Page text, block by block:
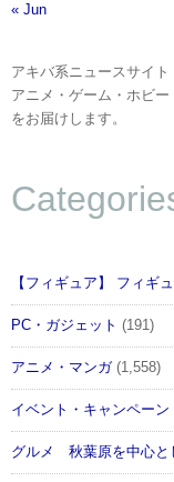
« Jun
アキバ系ニュースサイト
アニメ・ゲーム・ホビ
をお届けします。
【フィギュア】 フィギ
PC・ガジェット (191)
アニメ・マンガ(1,558)
イベント・キャンペーン
グルメ 秋葉原を中心と